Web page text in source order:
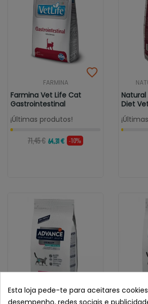
FARMINA
Farmina Vet Life Cat
Gastrointestinal
¡Últimas produtos!
71,45 € 64,31 € -10%
Diet
Esta loja pede-te para aceitares